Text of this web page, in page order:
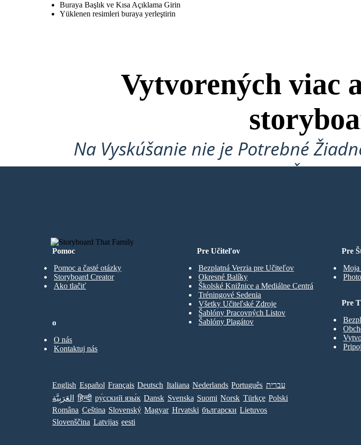
Buraya Başlık ve Kısa Açıklama Girin
Yüklenen resimleri buraya yerleştirin
Vytvorených viac
Na Vyskúšanie nie je Potrebné
Karta a Žiadne
Pomoc
Pomoc a časté otázky
Storyboard Creator
Ako tlačiť
Pre
Moja
Pre Učiteľov
Bezplatná Verzia pre Učiteľov
Okresné Balíky
Školské Knižnice a Mediálne Centrá
Tréningové Sedenia
Všetky Učiteľské Zdroje
Šablóny Pracovných Listov
Šablóny Plagátov
Pre
o
O nás
Kontaktuj nás
English Español Français Deutsch Italiana Nederlands Português עברית
العَرَبِيَّة
हिन्दी ру́сский язы́к Dansk Svenska Suomi Norsk Türkçe Polski
Româna Ceština Slovenský Magyar Hrvatski български Lietuvos
Slovenščina Latvijas eesti